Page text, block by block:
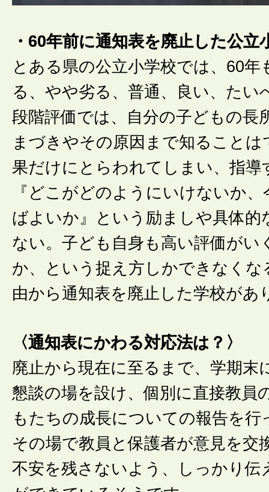
・60年前に通知表を廃止した公立
とある県の公立小学校では、60年
る、やや劣る、普通、良い、たい
段階評価では、自分の子どもの長
まづきやその原因まで知ることは
果だけにとらわれてしまい、指導
『どこがどのようにいけないか
ばよいか』という励ましや具体的
ない。子ども自身も高い評価がい
か、という捉え方しかできなくな
由から通知表を廃止した学校があ
〈通知表にかわる対応法は？〉
廃止から現在に至るまで、学期末
懇談の場を設け、個別に直接教員
もたちの成長についての報告を行
その場で教員と保護者が意見を交
不安を残さないよう、しっかり伝